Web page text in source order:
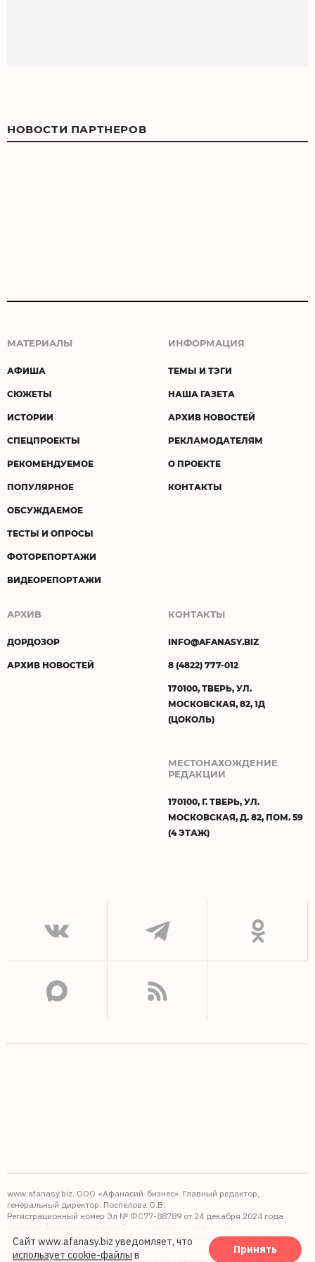
НОВОСТИ ПАРТНЕРОВ
МАТЕРИАЛЫ
АФИША
СЮЖЕТЫ
ИСТОРИИ
СПЕЦПРОЕКТЫ
РЕКОМЕНДУЕМОЕ
ПОПУЛЯРНОЕ
ОБСУЖДАЕМОЕ
ТЕСТЫ И ОПРОСЫ
ФОТОРЕПОРТАЖИ
ВИДЕОРЕПОРТАЖИ
ИНФОРМАЦИЯ
ТЕМЫ И ТЭГИ
НАША ГАЗЕТА
АРХИВ НОВОСТЕЙ
РЕКЛАМОДАТЕЛЯМ
О ПРОЕКТЕ
КОНТАКТЫ
АРХИВ
ДОРДОЗОР
АРХИВ НОВОСТЕЙ
КОНТАКТЫ
INFO@AFANASY.BIZ
8 (4822) 777-012
170100, ТВЕРЬ, УЛ.
МОСКОВСКАЯ, 82, 1Д
(ЦОКОЛЬ)
МЕСТОНАХОЖДЕНИЕ
РЕДАКЦИИ
170100, Г. ТВЕРЬ, УЛ.
МОСКОВСКАЯ, Д. 82, ПОМ. 59
(4 ЭТАЖ)
www.afanasy.biz. ООО «Афанасий-бизнес». Главный редактор,
генеральный директор: Поспелова О.В.
Регистрационный номер Эл № ФС77-88789 от 24 декабря 2024 года
Выдано: Федеральная служба по надзору в сфере связи,
информационных технологий и массовых коммуникаций (Роскомнадзор).
Сайт www.afanasy.biz уведомляет, что
использует cookie-файлы в Принять